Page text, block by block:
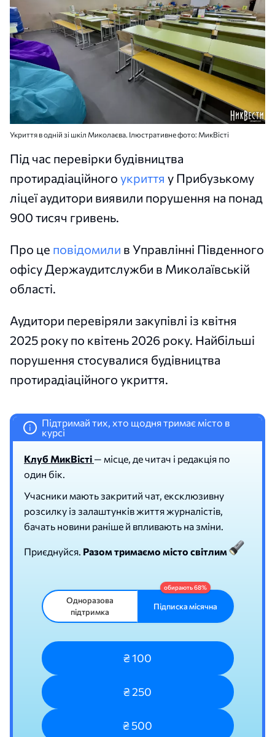
Укриття в одній зі шкіл Миколаєва. Ілюстративне фото: МикВісті
Під час перевірки будівництва
протирадіаційного укриття у Прибузькому
ліцеї аудитори виявили порушення на понад
900 тисяч гривень.
Про це повідомили в Управлінні Південного
офісу Держаудитслужби в Миколаївській
області.
Аудитори перевіряли закупівлі із квітня
2025 року по квітень 2026 року. Найбільші
порушення стосувалися будівництва
протирадіаційного укриття.
i
Підтримай тих, хто щодня тримає місто в
курсі
Клуб МикВісті — місце, де читач і редакція по
один бік.
Учасники мають закритий чат, ексклюзивну
розсилку із залаштунків життя журналістів,
бачать новини раніше й впливають на зміни.
Приєднуйся. Разом тримаємо місто світлим
Одноразова
підтримка
Підписка місячна
₴ 100
₴ 250
₴ 500